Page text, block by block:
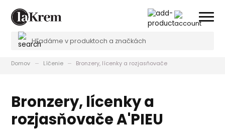
Domov Líčenie Bronzery, lícenky a rozjasňovače
Bronzery, lícenky a
rozjasňovače A'PIEU